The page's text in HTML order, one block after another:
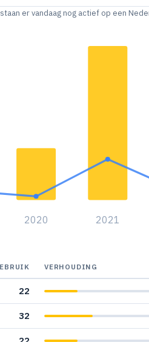
er vandaag nog actief op een
2020 2021
VERHOUDING
22
32